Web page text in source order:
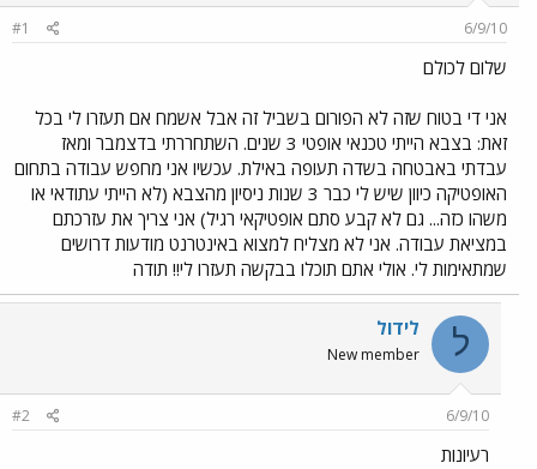
ו
ש
א
6/9/10
#1
שלום לכולם
אני די בטוח שזה לא הפורום בשביל זה אבל אשמח אם תעזרו לי בכל
זאת: בצבא הייתי טכנאי אופטי 3 שנים. השתחררתי בדצמבר ומאז
עבדתי באבטחה בשדה תעופה באילת. עכשיו אני מחפש עבודה בתחום
האופטיקה כיוון שיש לי כבר 3 שנות ניסיון מהצבא (לא הייתי עתודאי או
משהו כזה... גם לא קבע סתם אופטיקאי רגיל) אני צריך את עזרכתם
במציאת עבודה. אני לא מצליח למצוא באינטרנט מודעות דרושים
שמתאימות לי. אולי אתם תוכלו בבקשה תעזרו לי!! תודה
ל לידול
New member
6/9/10
#2
רעיונות